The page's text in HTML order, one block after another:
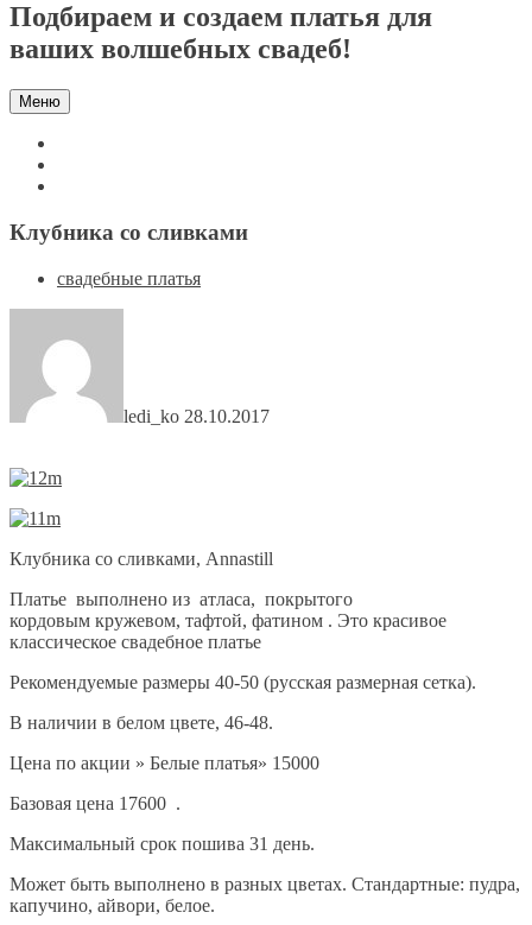
Подбираем и создаем платья для
ваших волшебных свадеб!
Меню
Клубника со сливками
свадебные платья
ledi_ko 28.10.2017
Клубника со сливками, Annastill
Платье выполнено из атласа, покрытого
кордовым кружевом, тафтой, фатином . Это красивое
классическое свадебное платье
Рекомендуемые размеры 40-50 (русская размерная сетка).
В наличии в белом цвете, 46-48.
Цена по акции » Белые платья» 15000
Базовая цена 17600 .
Максимальный срок пошива 31 день.
Может быть выполнено в разных цветах. Стандартные: пудра,
капучино, айвори, белое.